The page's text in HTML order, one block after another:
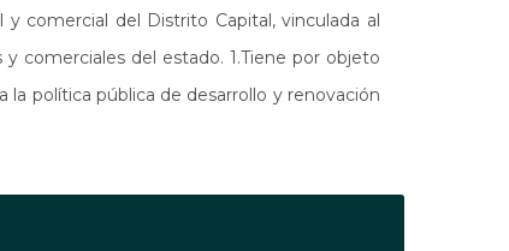
comercial del Distrito Capital, vinculada al
comerciales del estado. 1.Tiene por objeto
política pública de desarrollo y renovación